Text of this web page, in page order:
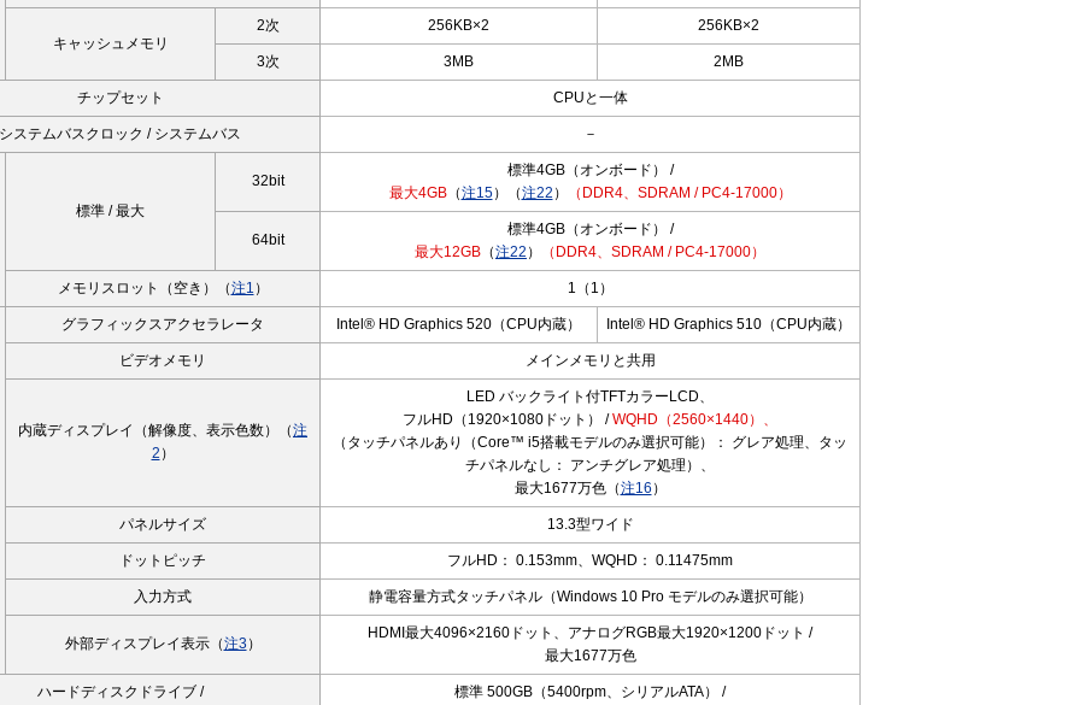
キャッシュメモリ
2次 256KB×2 256KB×2
3次 3MB 2MB
チップセット CPUと一体
システムバスクロック / システムバス －
標準 / 最大
32bit
標準4GB（オンボード） /
最大4GB（注15）（注22 ） （DDR4、SDRAM / PC4-17000）
64bit
標準4GB（オンボード） /
最大12GB （注22 ） （DDR4、SDRAM / PC4-17000）
メモリスロット（空き）（注1 ） 1（1）
グラフィックスアクセラレータ Intel® HD Graphics 520（CPU内蔵） Intel® HD Graphics 510（CPU内蔵）
ビデオメモリ メインメモリと共用
内蔵ディスプレイ（解像度、表示色数）（注
2 ）
LED バックライト付TFTカラーLCD、
フルHD（1920×1080ドット） /WQHD（2560×1440）、
（タッチパネルあり（Core™ i5搭載モデルのみ選択可能）： グレア処理、タッ
チパネルなし： アンチグレア処理）、
最大1677万色（注16 ）
パネルサイズ 13.3型ワイド
ドットピッチ フルHD： 0.153mm、WQHD： 0.11475mm
入力方式 静電容量方式タッチパネル（Windows 10 Pro モデルのみ選択可能）
外部ディスプレイ表示（注3 ）
HDMI最大4096×2160ドット、アナログRGB最大1920×1200ドット /
最大1677万色
ハードディスクドライブ /
標準 500GB（5400rpm、シリアルATA） /